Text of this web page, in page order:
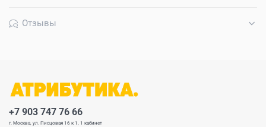
Отзывы
+7 903 747 76 66
г. Москва, ул. Писцовая 16 к 1, 1 кабинет